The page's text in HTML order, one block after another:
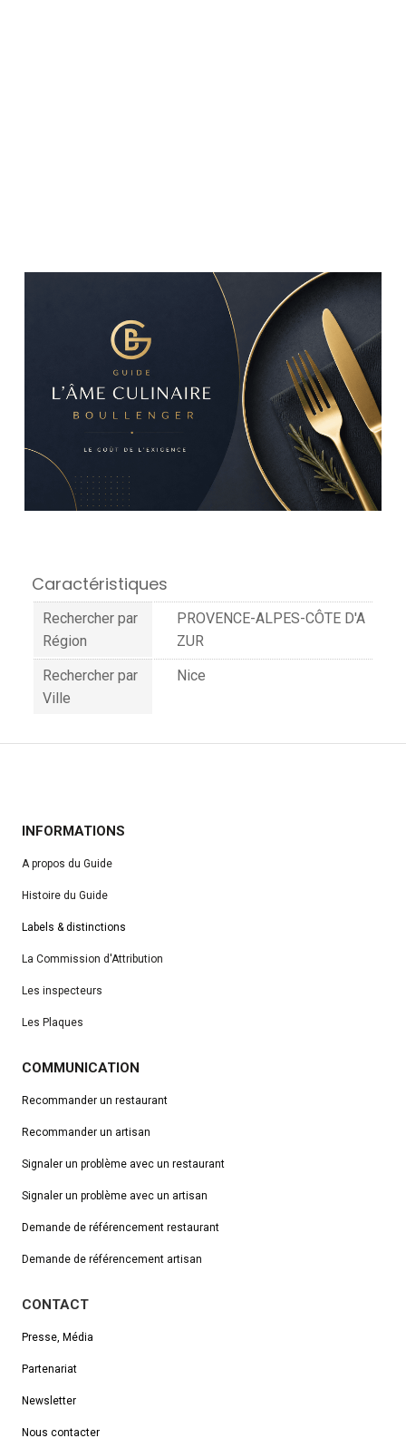
Caractéristiques
Rechercher par
Région
PROVENCE-ALPES-CÔTE D'A
ZUR
Rechercher par
Ville
Nice
INFORMATIONS
A propos du Guide
Histoire du Guide
Labels & distinctions
La Commission d'Attribution
Les inspecteurs
Les Plaques
COMMUNICATION
Recommander un restaurant
Recommander un artisan
Signaler un problème avec un restaurant
Signaler un problème avec un artisan
Demande de référencement restaurant
Demande de référencement artisan
CONTACT
Presse, Média
Partenariat
Newsletter
Nous contacter